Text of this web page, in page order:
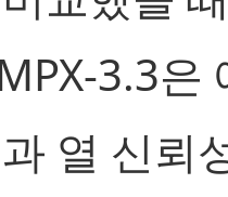
3.3은
열 신뢰